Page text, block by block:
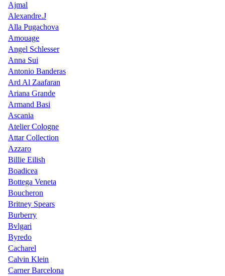
Ajmal
Alexandre.J
Alla Pugachova
Amouage
Angel Schlesser
Anna Sui
Antonio Banderas
Ard Al Zaafaran
Ariana Grande
Armand Basi
Ascania
Atelier Cologne
Attar Collection
Azzaro
Billie Eilish
Boadicea
Bottega Veneta
Boucheron
Britney Spears
Burberry
Bvlgari
Byredo
Cacharel
Calvin Klein
Carner Barcelona